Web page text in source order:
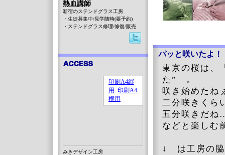
パッと咲いたよ
東京の桜は、
た” 。
咲き始めたね
二分咲きくら
五分咲きだね
などと楽しむ
↓ は工房の脇
熱血講師
新宿のステンドグラス工房
・生徒募集中/見学随時(要予約)
・ステンドグラス修理/修復/販売
みきデザイン工房